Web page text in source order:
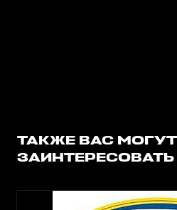
ТАКЖЕ ВАС МОГУТ
ЗАИНТЕРЕСОВАТЬ